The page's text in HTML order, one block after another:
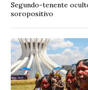
Segundo-tenente
soropositivo